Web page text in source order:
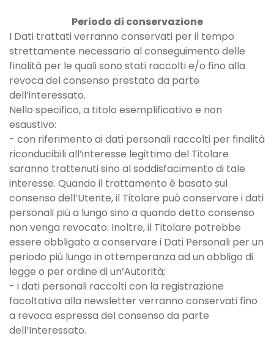
Periodo di conservazione
I Dati trattati verranno conservati per il tempo
strettamente necessario al conseguimento delle
finalità per le quali sono stati raccolti e/o fino alla
revoca del consenso prestato da parte
dell’interessato.
Nello specifico, a titolo esemplificativo e non
esaustivo:
- con riferimento ai dati personali raccolti per finalità
riconducibili all’interesse legittimo del Titolare
saranno trattenuti sino al soddisfacimento di tale
interesse. Quando il trattamento è basato sul
consenso dell’Utente, il Titolare può conservare i dati
personali più a lungo sino a quando detto consenso
non venga revocato. Inoltre, il Titolare potrebbe
essere obbligato a conservare i Dati Personali per un
periodo più lungo in ottemperanza ad un obbligo di
legge o per ordine di un’Autorità;
- i dati personali raccolti con la registrazione
facoltativa alla newsletter verranno conservati fino
a revoca espressa del consenso da parte
dell’Interessato.